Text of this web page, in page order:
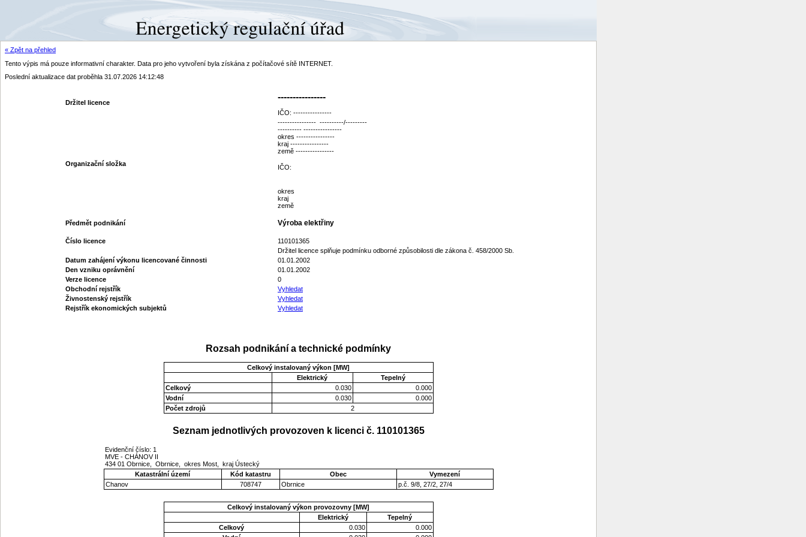
« Zpět na přehled
Tento výpis má pouze informativní charakter. Data pro jeho vytvoření byla získána z počítačové sítě INTERNET.
Poslední aktualizace dat proběhla 31.07.2026 14:12:48
Držitel licence
----------------
IČO: ----------------
---------------- ----------/---------
---------- ----------------
okres ----------------
kraj ----------------
země ----------------
Organizační složka
IČO:
okres
kraj
země
Předmět podnikání Výroba elektřiny
Číslo licence
110101365
Držitel licence splňuje podmínku odborné způsobilosti dle zákona č. 458/2000 Sb.
Datum zahájení výkonu licencované činnosti
01.01.2002
Den vzniku oprávnění
01.01.2002
Verze licence
0
Obchodní rejstřík
Vyhledat
Živnostenský rejstřík
Vyhledat
Rejstřík ekonomických subjektů
Vyhledat
Rozsah podnikání a technické podmínky
Celkový instalovaný výkon [MW]
Elektrický
Tepelný
Celkový
0.030
0.000
Vodní
0.030
0.000
Počet zdrojů
2
Seznam jednotlivých provozoven k licenci č. 110101365
Evidenční číslo: 1
MVE - CHÁNOV II
434 01 Obrnice, Obrnice, okres Most, kraj Ústecký
Katastrální území
Kód katastru Obec
Vymezení
Chanov
708747 Obrnice p.č. 9/8, 27/2, 27/4
Celkový instalovaný výkon provozovny [MW]
Elektrický
Tepelný
Celkový
0.030
0.000